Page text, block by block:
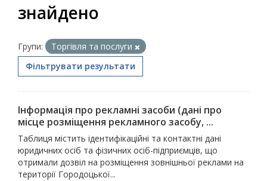
знайдено
Групи:
Торгівля та послуги
Фільтрувати результати
Інформація про рекламні засоби (дані про
місце розміщення рекламного засобу, ...
Таблиця містить ідентифікаційні та контактні дані
юридичних осіб та фізичних осіб-підприємців, що
отримали дозвіл на розміщення зовнішньої реклами на
території Городоцької...